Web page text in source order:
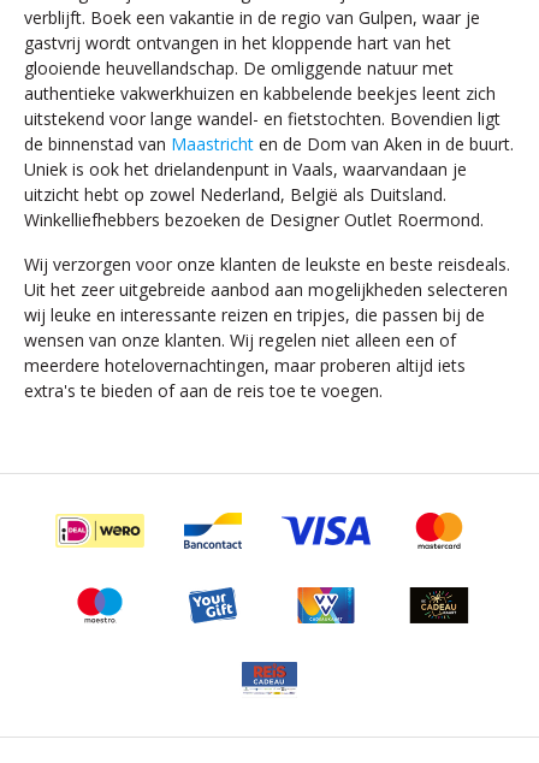
verblijft. Boek een vakantie in de regio van Gulpen, waar je
gastvrij wordt ontvangen in het kloppende hart van het
glooiende heuvellandschap. De omliggende natuur met
authentieke vakwerkhuizen en kabbelende beekjes leent zich
uitstekend voor lange wandel- en fietstochten. Bovendien ligt
de binnenstad van Maastricht en de Dom van Aken in de buurt.
Uniek is ook het drielandenpunt in Vaals, waarvandaan je
uitzicht hebt op zowel Nederland, België als Duitsland.
Winkelliefhebbers bezoeken de Designer Outlet Roermond.
Wij verzorgen voor onze klanten de leukste en beste reisdeals.
Uit het zeer uitgebreide aanbod aan mogelijkheden selecteren
wij leuke en interessante reizen en tripjes, die passen bij de
wensen van onze klanten. Wij regelen niet alleen een of
meerdere hotelovernachtingen, maar proberen altijd iets
extra's te bieden of aan de reis toe te voegen.